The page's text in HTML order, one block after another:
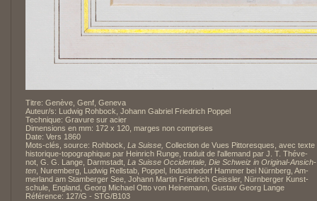
Titre: Genève, Genf, Geneva
Auteur/s: Ludwig Rohbock, Johann Gabriel Friedrich Poppel
Technique: Gravure sur acier
Dimensions en mm: 172 x 120, marges non comprises
Date: Vers 1860
Mots-clés, source: Rohbock, La Suisse, Collection de Vues Pittoresques, avec texte
historique-topographique par Heinrich Runge, traduit de l'allemand par J. T. Théve-
not, G. G. Lange, Darmstadt, La Suisse Occidentale, Die Schweiz in Original-Ansich-
ten , Nuremberg, Ludwig Rellstab, Poppel, Industriedorf Hammer bei Nürnberg, Am-
merland am Stamberger See, Johann Martin Friedrich Geissler, Nürnberger Kunst-
schule, England, Georg Michael Otto von Heinemann, Gustav Georg Lange
Référence: 127/G - STG/B103